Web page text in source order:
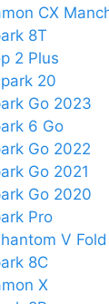
CX
8T
2 Plus
20
Go 2023
6 Go
Go 2022
Go 2021
Go 2020
Pro
V Fold
8C
X